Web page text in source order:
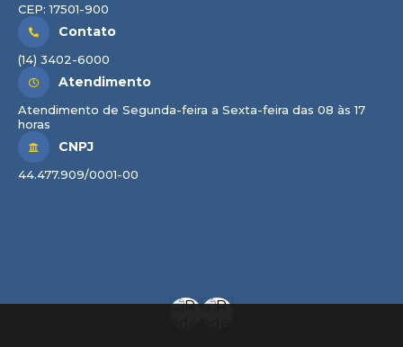
CEP: 17501-900
Contato
(14) 3402-6000
Atendimento
Atendimento de Segunda-feira a Sexta-feira das 08 às 17
horas
CNPJ
44.477.909/0001-00